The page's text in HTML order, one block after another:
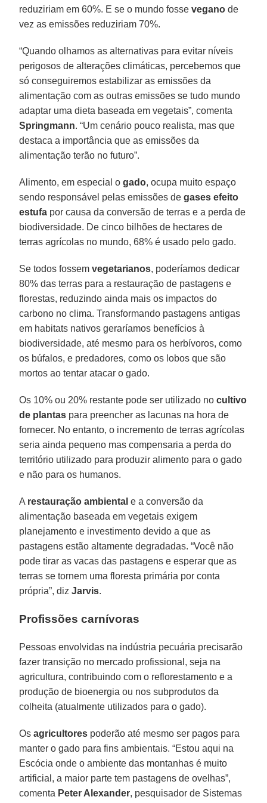
reduziriam em 60%. E se o mundo fossevegano de
vez as emissões reduziriam 70%.
“Quando olhamos as alternativas para evitar níveis
perigosos de alterações climáticas, percebemos que
só conseguiremos estabilizar as emissões da
alimentação com as outras emissões se tudo mundo
adaptar uma dieta baseada em vegetais”, comenta
Springmann. “Um cenário pouco realista, mas que
destaca a importância que as emissões da
alimentação terão no futuro”.
Alimento, em especial ogado, ocupa muito espaço
sendo responsável pelas emissões degases efeito
estufa por causa da conversão de terras e a perda de
biodiversidade. De cinco bilhões de hectares de
terras agrícolas no mundo, 68% é usado pelo gado.
Se todos fossemvegetarianos, poderíamos dedicar
80% das terras para a restauração de pastagens e
florestas, reduzindo ainda mais os impactos do
carbono no clima. Transformando pastagens antigas
em habitats nativos geraríamos benefícios à
biodiversidade, até mesmo para os herbívoros, como
os búfalos, e predadores, como os lobos que são
mortos ao tentar atacar o gado.
Os 10% ou 20% restante pode ser utilizado nocultivo
de plantas para preencher as lacunas na hora de
fornecer. No entanto, o incremento de terras agrícolas
seria ainda pequeno mas compensaria a perda do
território utilizado para produzir alimento para o gado
e não para os humanos.
A restauração ambiental e a conversão da
alimentação baseada em vegetais exigem
planejamento e investimento devido a que as
pastagens estão altamente degradadas. “Você não
pode tirar as vacas das pastagens e esperar que as
terras se tornem uma floresta primária por conta
própria”, dizJarvis.
Profissões carnívoras
Pessoas envolvidas na indústria pecuária precisarão
fazer transição no mercado profissional, seja na
agricultura, contribuindo com o reflorestamento e a
produção de bioenergia ou nos subprodutos da
colheita (atualmente utilizados para o gado).
Osagricultores poderão até mesmo ser pagos para
manter o gado para fins ambientais. “Estou aqui na
Escócia onde o ambiente das montanhas é muito
artificial, a maior parte tem pastagens de ovelhas”,
comenta Peter Alexander, pesquisador de Sistemas